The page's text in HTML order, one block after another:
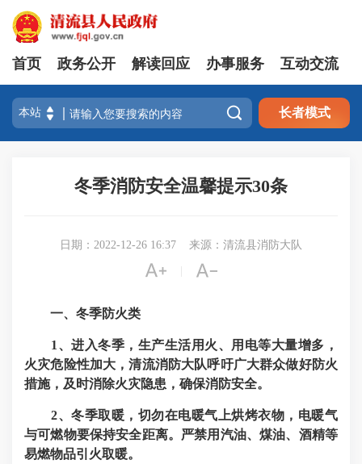
首页 政务公开 解读回应 办事服务 互动交流
 长者模式
冬季消防安全温馨提示30条
日期：2022-12-26 16:37 来源：清流县消防大队
 
一、冬季防火类
1、进入冬季，生产生活用火、用电等大量增多，
火灾危险性加大，清流消防大队呼吁广大群众做好防火
措施，及时消除火灾隐患，确保消防安全。
2、冬季取暖，切勿在电暖气上烘烤衣物，电暖气
与可燃物要保持安全距离。严禁用汽油、煤油、酒精等
易燃物品引火取暖。